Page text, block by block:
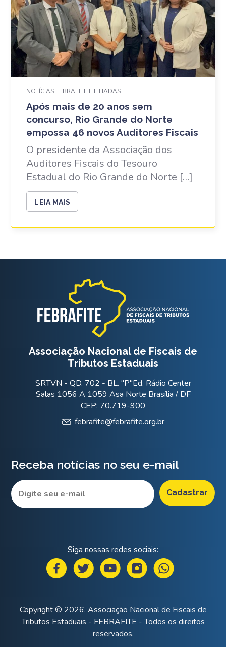
NOTÍCIAS FEBRAFITE E FILIADAS
Após mais de 20 anos sem
concurso, Rio Grande do Norte
empossa 46 novos Auditores Fiscais
O presidente da Associação dos
Auditores Fiscais do Tesouro
Estadual do Rio Grande do Norte […]
LEIA MAIS
Associação Nacional de Fiscais de
Tributos Estaduais
SRTVN - QD. 702 - BL. "P"Ed. Rádio Center
Salas 1056 A 1059 Asa Norte Brasília / DF
CEP: 70.719-900
febrafite@febrafite.org.br
Receba notícias no seu e-mail
Siga nossas redes sociais:
Copyright © 2026. Associação Nacional de Fiscais de
Tributos Estaduais - FEBRAFITE - Todos os direitos
reservados.